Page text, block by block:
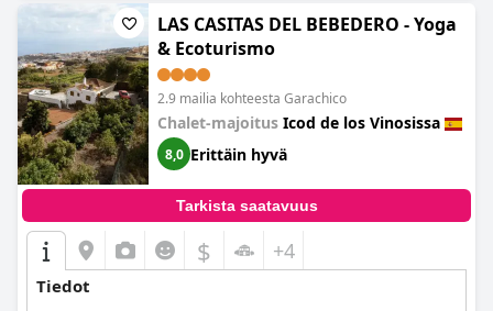
LAS CASITAS DEL BEBEDERO - Yoga
& Ecoturismo
2.9 mailia kohteesta Garachico
Chalet-majoitus Icod de los Vinosissa
8,0 Erittäin hyvä
Tarkista saatavuus
$ +4
Tiedot